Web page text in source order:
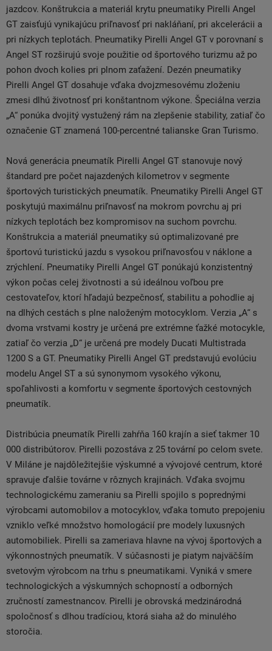
jazdcov. Konštrukcia a materiál krytu pneumatiky Pirelli Angel
GT zaisťujú vynikajúcu priľnavosť pri nakláňaní, pri akcelerácii a
pri nízkych teplotách. Pneumatiky Pirelli Angel GT v porovnaní s
Angel ST rozširujú svoje použitie od športového turizmu až po
pohon dvoch kolies pri plnom zaťažení. Dezén pneumatiky
Pirelli Angel GT dosahuje vďaka dvojzmesovému zloženiu
zmesi dlhú životnosť pri konštantnom výkone. Špeciálna verzia
„A“ ponúka dvojitý vystužený rám na zlepšenie stability, zatiaľ čo
označenie GT znamená 100-percentné talianske Gran Turismo.
Nová generácia pneumatík Pirelli Angel GT stanovuje nový
štandard pre počet najazdených kilometrov v segmente
športových turistických pneumatík. Pneumatiky Pirelli Angel GT
poskytujú maximálnu priľnavosť na mokrom povrchu aj pri
nízkych teplotách bez kompromisov na suchom povrchu.
Konštrukcia a materiál pneumatiky sú optimalizované pre
športovú turistickú jazdu s vysokou priľnavosťou v náklone a
zrýchlení. Pneumatiky Pirelli Angel GT ponúkajú konzistentný
výkon počas celej životnosti a sú ideálnou voľbou pre
cestovateľov, ktorí hľadajú bezpečnosť, stabilitu a pohodlie aj
na dlhých cestách s plne naloženým motocyklom. Verzia „A“ s
dvoma vrstvami kostry je určená pre extrémne ťažké motocykle,
zatiaľ čo verzia „D“ je určená pre modely Ducati Multistrada
1200 S a GT. Pneumatiky Pirelli Angel GT predstavujú evolúciu
modelu Angel ST a sú synonymom vysokého výkonu,
spoľahlivosti a komfortu v segmente športových cestovných
pneumatík.
Distribúcia pneumatík Pirelli zahŕňa 160 krajín a sieť takmer 10
000 distribútorov. Pirelli pozostáva z 25 tovární po celom svete.
V Miláne je najdôležitejšie výskumné a vývojové centrum, ktoré
spravuje ďalšie továrne v rôznych krajinách. Vďaka svojmu
technologickému zameraniu sa Pirelli spojilo s poprednými
výrobcami automobilov a motocyklov, vďaka tomuto prepojeniu
vzniklo veľké množstvo homologácií pre modely luxusných
automobiliek. Pirelli sa zameriava hlavne na vývoj športových a
výkonnostných pneumatík. V súčasnosti je piatym najväčším
svetovým výrobcom na trhu s pneumatikami. Vyniká v smere
technologických a výskumných schopností a odborných
zručností zamestnancov. Pirelli je obrovská medzinárodná
spoločnosť s dlhou tradíciou, ktorá siaha až do minulého
storočia.